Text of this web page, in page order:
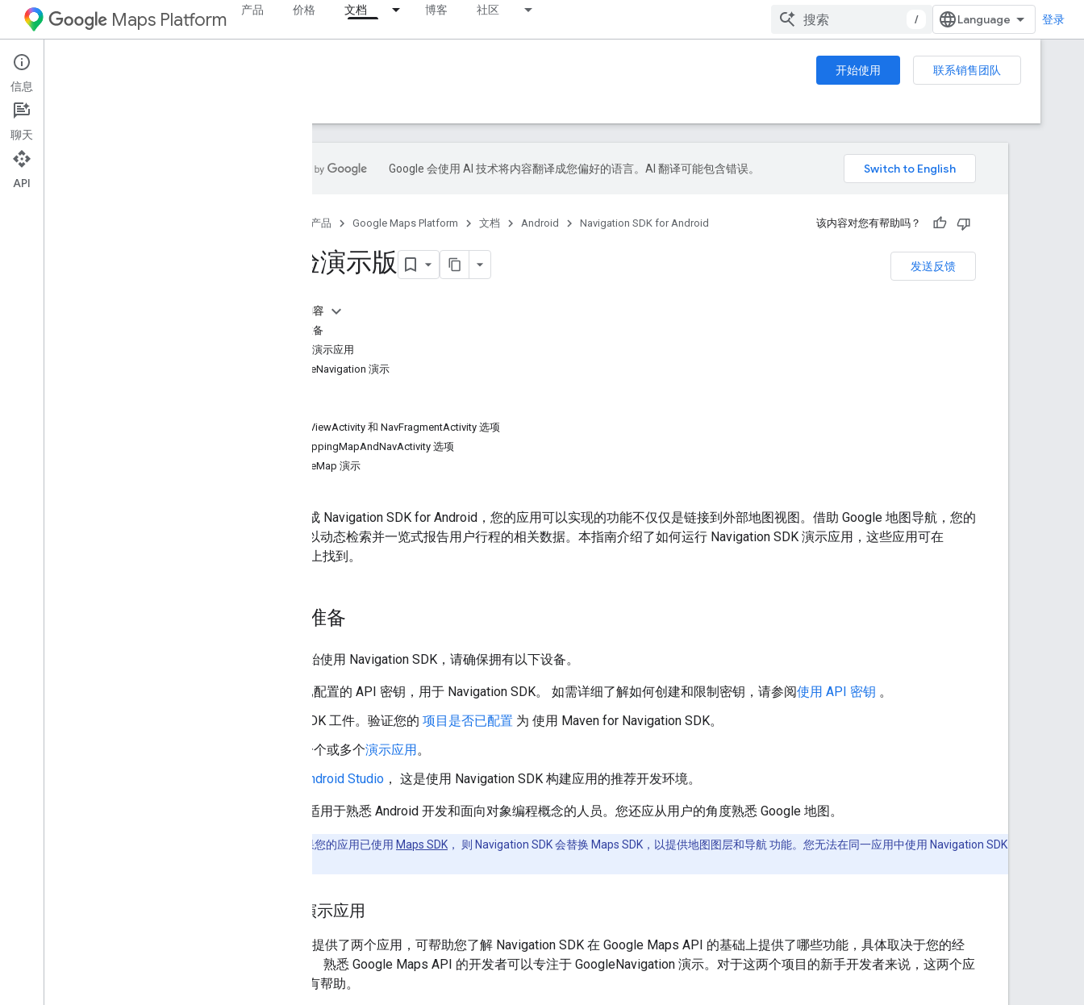
Maps Platform 产品 价格 文档 博客 社区
/ 登录
Android 开始使用
联系销售团队
指南
Google 会使用 AI 技术将内容翻译成您偏好的语言。AI 翻译可能包含错误。
产品 Google Maps Platform 文档 Android Navigation SDK for Android 该内容对您有帮助吗？
发送反馈
体验演示版
本页内容
做好准备
获取演示应用
GoogleNavigation 演示
NavViewActivity 和 NavFragmentActivity 选项
SwappingMapAndNavActivity 选项
GoogleMap 演示
通过集成 Navigation SDK for Android，您的应用可以实现的功能不仅仅是链接到外部地图视图。借助 Google 地图导航，您的
应用可以动态检索并一览式报告用户行程的相关数据。本指南介绍了如何运行 Navigation SDK 演示应用，这些应用可在
GitHub 上找到。
做好准备
如需开始使用 Navigation SDK，请确保拥有以下设备。
已配置的 API 密钥，用于 Navigation SDK。 如需详细了解如何创建和限制密钥，请参阅使用 API 密钥 。
SDK 工件。验证您的 项目是否已配置 为 使用 Maven for Navigation SDK。
一个或多个演示应用。
Android Studio ， 这是使用 Navigation SDK 构建应用的推荐开发环境。
本文档适用于熟悉 Android 开发和面向对象编程概念的人员。您还应从用户的角度熟悉 Google 地图。
如果您的应用已使用 Maps SDK ， 则 Navigation SDK 会替换 Maps SDK，以提供地图图层和导航 功能。您无法在同一应用中使用 Navigation SDK
获取演示应用
Google 提供了两个应用，可帮助您了解 Navigation SDK 在 Google Maps API 的基础上提供了哪些功能，具体取决于您的经
验水平。 熟悉 Google Maps API 的开发者可以专注于 GoogleNavigation 演示。对于这两个项目的新手开发者来说，这两个应
用都很有帮助。
信息
聊天
API